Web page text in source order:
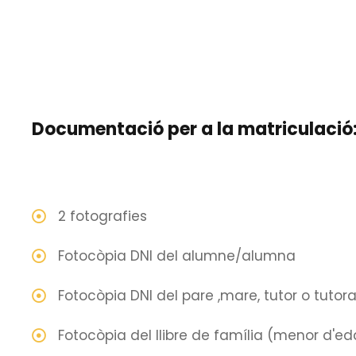
Documentació per a la matriculació:
2 fotografies
Fotocòpia DNI del alumne/alumna
Fotocòpia DNI del pare ,mare, tutor o
Fotocòpia del llibre de família (menor